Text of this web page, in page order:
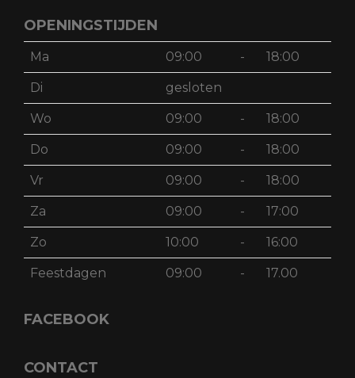
OPENINGSTIJDEN
Ma 09:00 - 18:00
Di gesloten
Wo 09:00 - 18:00
Do 09:00 - 18:00
Vr 09:00 - 18:00
Za 09:00 - 17:00
Zo 10:00 - 16:00
Feestdagen 09:00 - 17.00
FACEBOOK
CONTACT